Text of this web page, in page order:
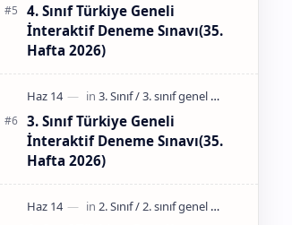
4. Sınıf Türkiye Geneli
İnteraktif Deneme Sınavı(35.
Hafta 2026)
3. Sınıf Türkiye Geneli
İnteraktif Deneme Sınavı(35.
Hafta 2026)